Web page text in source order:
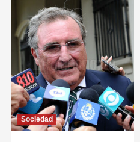
Sociedad